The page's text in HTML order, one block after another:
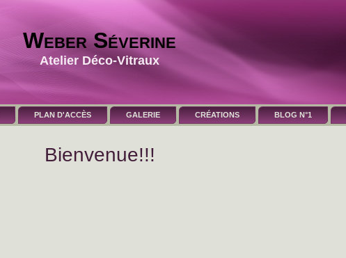
Weber Séverine
Atelier Déco-Vitraux
PLAN D'ACCÈS GALERIE CRÉATIONS BLOG N°1
Bienvenue!!!